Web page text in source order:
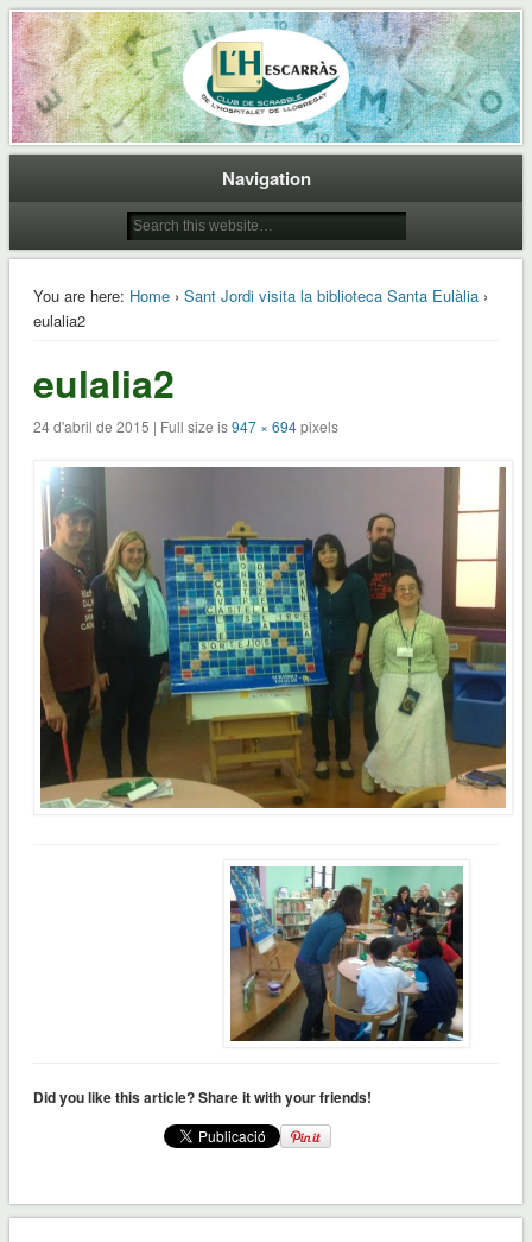
L'Hescarras
Club de Scrabble de L'Hospitalet de Llobregat
Navigation
You are here: Home› Sant Jordi visita la biblioteca Santa Eulàlia›
eulalia2
eulalia2
24 d'abril de 2015 | Full size is947 × 694pixels
Did you like this article? Share it with your friends!